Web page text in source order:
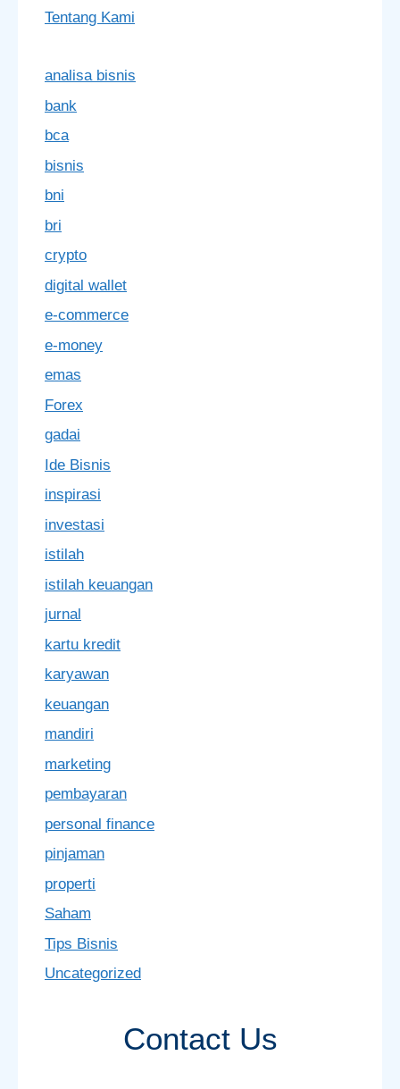
Tentang Kami
analisa bisnis
bank
bca
bisnis
bni
bri
crypto
digital wallet
e-commerce
e-money
emas
Forex
gadai
Ide Bisnis
inspirasi
investasi
istilah
istilah keuangan
jurnal
kartu kredit
karyawan
keuangan
mandiri
marketing
pembayaran
personal finance
pinjaman
properti
Saham
Tips Bisnis
Uncategorized
Contact Us